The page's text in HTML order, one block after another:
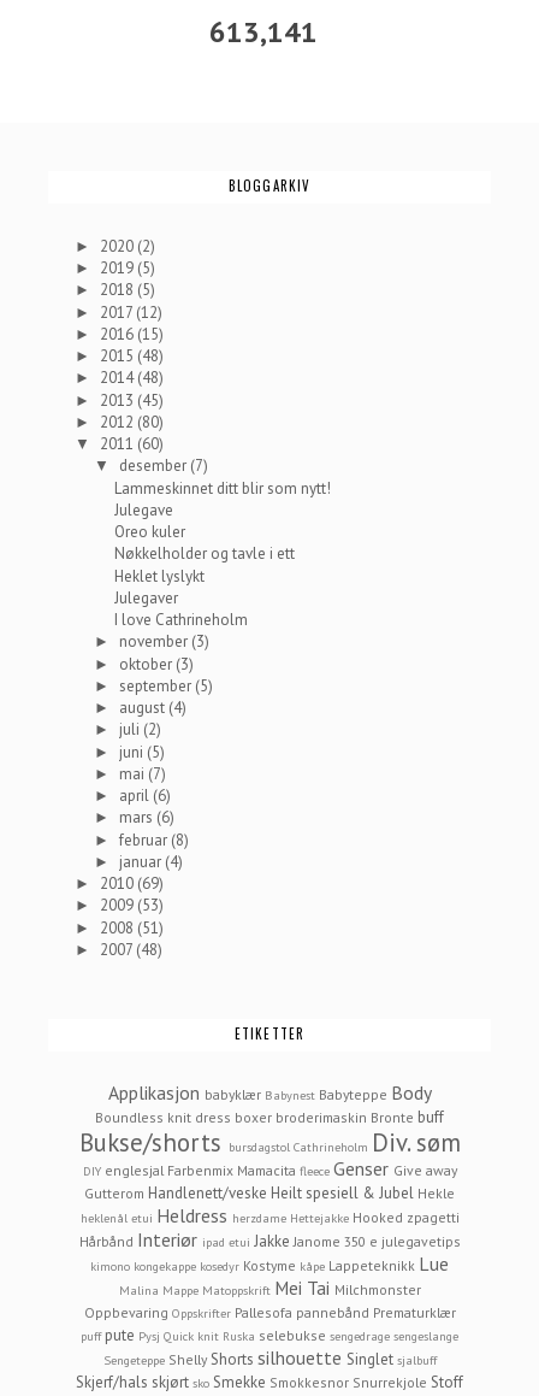
613,141
BLOGGARKIV
► 2020 (2)
► 2019 (5)
► 2018 (5)
► 2017 (12)
► 2016 (15)
► 2015 (48)
► 2014(48)
► 2013 (45)
► 2012 (80)
▼ 2011 (60)
▼ desember (7)
Lammeskinnet ditt blir som nytt!
Julegave
Oreo kuler
Nøkkelholder og tavle i ett
Heklet lyslykt
Julegaver
I love Cathrineholm
► november (3)
► oktober (3)
► september (5)
► august (4)
► juli (2)
► juni (5)
► mai (7)
► april (6)
► mars (6)
►februar (8)
► januar (4)
► 2010 (69)
► 2009 (53)
► 2008 (51)
► 2007 (48)
ETIKETTER
Applikasjon babyklær Babynest Babyteppe Body
Boundless knit dress boxer broderimaskin Bronte buff
Bukse/shorts bursdagstol Cathrineholm Div. søm
DIY englesjal Farbenmix Mamacita fleece Genser Give away
Gutterom Handlenett/veske Heilt spesiell & Jubel Hekle
heklenål etui Heldress herzdame Hettejakke Hooked zpagetti
Hårbånd Interiør ipad etui Jakke Janome 350 e julegavetips
kimono kongekappe kosedyr Kostyme kåpe Lappeteknikk Lue
Malina Mappe Matoppskrift Mei Tai Milchmonster
Oppbevaring Oppskrifter Pallesofa pannebånd Prematurklær
puff pute Pysj Quick knit Ruska selebukse sengedrage sengeslange
Sengeteppe Shelly Shorts silhouette Singlet sjalbuff
Skjerf/hals skjørt sko Smekke Smokkesnor Snurrekjole Stoff